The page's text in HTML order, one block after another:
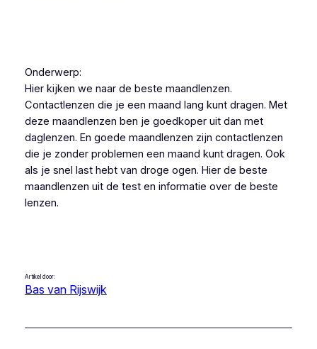
Onderwerp:
Hier kijken we naar de beste maandlenzen.
Contactlenzen die je een maand lang kunt dragen. Met
deze maandlenzen ben je goedkoper uit dan met
daglenzen. En goede maandlenzen zijn contactlenzen
die je zonder problemen een maand kunt dragen. Ook
als je snel last hebt van droge ogen. Hier de beste
maandlenzen uit de test en informatie over de beste
lenzen.
Artikel door:
Bas van Rijswijk